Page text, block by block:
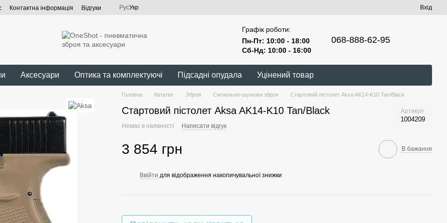
Контактна інформація Відгуки РусУкр Вхід
Графік роботи:
Пн-Пт: 10:00 - 18:00
Сб-Нд: 10:00 - 16:00
068-888-62-95
Аксесуари Оптика та комплектуючі Підсадні опудала Уцінений товар
Головна Каталог Зброя Сигнально-шумова зброя Стартовий пістолет Aksa AK14-K10 Tan/Black
Стартовий пістолет Aksa AK14-K10 Tan/Black Артикул
1004209
Немає в наявності Написати відгук
3 854 грн В бажання
Ввійти для відображення накопичувальної знижки